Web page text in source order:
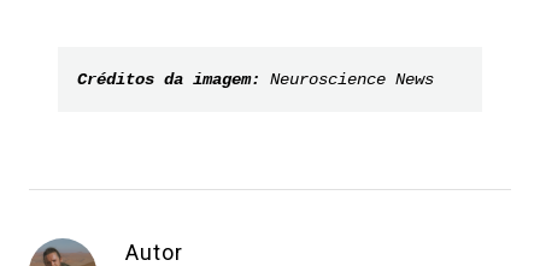
Créditos da imagem: Neuroscience News
Autor